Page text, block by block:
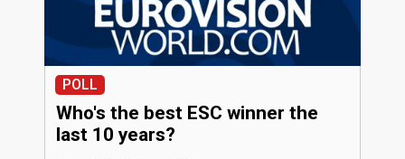
POLL
Who's the best ESC winner the
last 10 years?